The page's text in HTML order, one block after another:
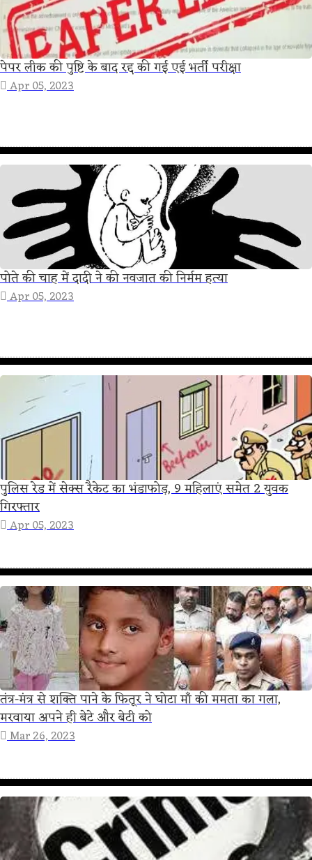
पेपर लीक की पुष्टि के बाद रद्द की गई एई भर्ती परीक्षा
Apr 05, 2023
पोते की चाह में दादी ने की नवजात की निर्मम हत्या
Apr 05, 2023
पुलिस रेड में सेक्स रैकेट का भंडाफोड़, 9 महिलाएं समेत 2 युवक
गिरफ्तार
Apr 05, 2023
तंत्र-मंत्र से शक्ति पाने के फितूर ने घोटा माँ की ममता का गला,
मरवाया अपने ही बेटे और बेटी को
Mar 26, 2023